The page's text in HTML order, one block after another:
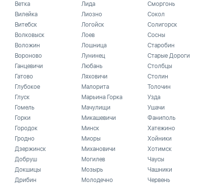
Ветка
Вилейка
Витебск
Волковыск
Воложин
Вороново
Ганцевичи
Гатово
Глубокое
Глуск
Гомель
Горки
Городок
Гродно
Дзержинск
Добруш
Докшицы
Дрибин
Лида
Лиозно
Логойск
Лоев
Лошница
Лунинец
Любань
Ляховичи
Малорита
Марьина Горка
Мачулищи
Микашевичи
Минск
Миоры
Михановичи
Могилев
Мозырь
Молодечно
Сморгонь
Сокол
Солигорск
Сосны
Старобин
Старые Дороги
Столбцы
Столин
Толочин
Узда
Ушачи
Фаниполь
Хатежино
Хойники
Хотимск
Чаусы
Чашники
Червень